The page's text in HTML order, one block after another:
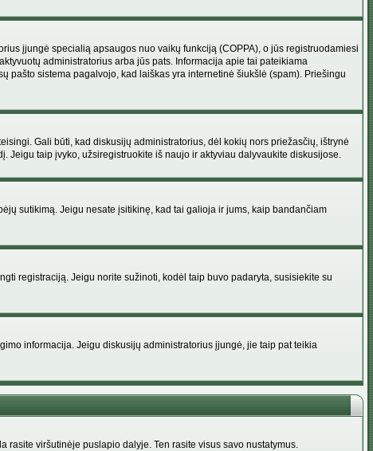
įjungė specialią apsaugos nuo vaikų funkciją (COPPA), o jūs registruodamiesi
administratorius arba jūs pats. Informacija apie tai pateikiama
pašto sistema pagalvojo, kad laiškas yra internetinė šiukšlė (spam). Priešingu
Gali būti, kad diskusijų administratorius, dėl kokių nors priežasčių, ištrynė
Jeigu taip įvyko, užsiregistruokite iš naujo ir aktyviau dalyvaukite diskusijose.
sutikimą. Jeigu nesate įsitikinę, kad tai galioja ir jums, kaip bandančiam
registraciją. Jeigu norite sužinoti, kodėl taip buvo padaryta, susisiekite su
informacija. Jeigu diskusijų administratorius įjungė, jie taip pat teikia
viršutinėje puslapio dalyje. Ten rasite visus savo nustatymus.